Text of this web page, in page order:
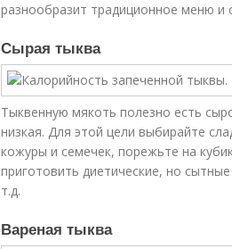
разнообразит традиционное меню и
Сырая тыква
Тыквенную мякоть полезно есть
низкая. Для этой цели выбирайте
кожуры и семечек, порежьте на
приготовить диетические, но
т.д.
Вареная тыква